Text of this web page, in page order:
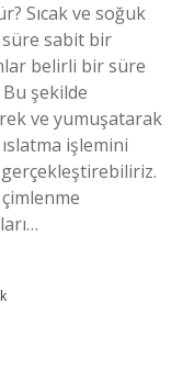
Sıcak ve soğuk
sabit bir
belirli bir süre
şekilde
ve yumuşatarak
ıslatma işlemini